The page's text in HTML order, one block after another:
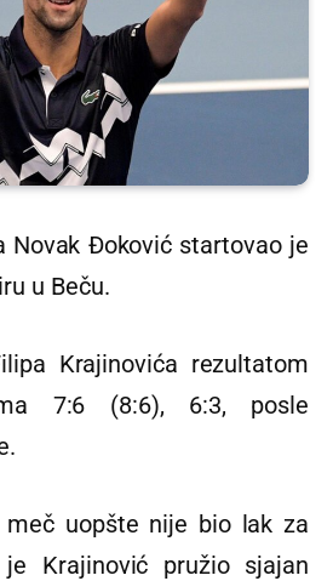
Novak Đoković startovao je
u Beču.
Krajinovića rezultatom
7:6 (8:6), 6:3, posle
meč uopšte nije bio lak za
Krajinović pružio sjajan